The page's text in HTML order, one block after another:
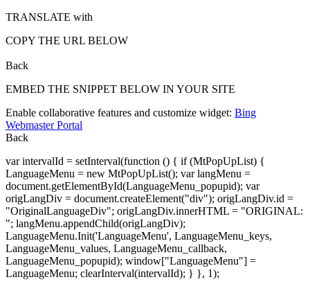
TRANSLATE with
COPY THE URL BELOW
Back
EMBED THE SNIPPET BELOW IN YOUR SITE
Enable collaborative features and customize widget: Bing
Webmaster Portal
Back
var intervalId = setInterval(function () { if (MtPopUpList) {
LanguageMenu = new MtPopUpList(); var langMenu =
document.getElementById(LanguageMenu_popupid); var
origLangDiv = document.createElement("div"); origLangDiv.id =
"OriginalLanguageDiv"; origLangDiv.innerHTML = "ORIGINAL:
"; langMenu.appendChild(origLangDiv);
LanguageMenu.Init('LanguageMenu', LanguageMenu_keys,
LanguageMenu_values, LanguageMenu_callback,
LanguageMenu_popupid); window["LanguageMenu"] =
LanguageMenu; clearInterval(intervalId); } }, 1);